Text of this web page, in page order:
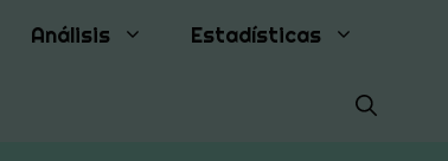
Análisis Estadísticas